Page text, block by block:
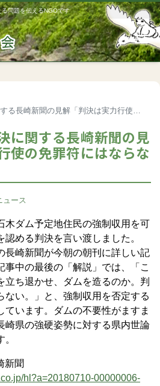
問題を伝えるNGOです
聞の見解「判決は実力行使の免罪符にはならない」
に関する長崎新聞の見
使の免罪符にはならな
ュース
ダム予定地住民の強制収用を可
める判決を言い渡しました。
崎新聞が今朝の朝刊に詳しい記
事中の最後の「解説」では、「こ
立ち退かせ、ダムを造るのか。判
ない。」と、強制収用を否定する
ています。ダムの不要性がますま
崎県の強硬姿勢に対する県内世論
聞
hl?a=20180710-00000006-